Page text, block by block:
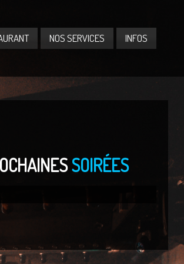
NOS SERVICES INFOS
SOIRÉES